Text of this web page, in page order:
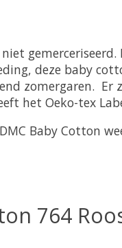
deze baby
zomergaren.
het Oeko-tex
Baby Cotton
764